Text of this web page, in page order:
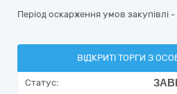
Період оскарження умов закупівлі -
ВІДКРИТІ ТОРГИ З
Статус: